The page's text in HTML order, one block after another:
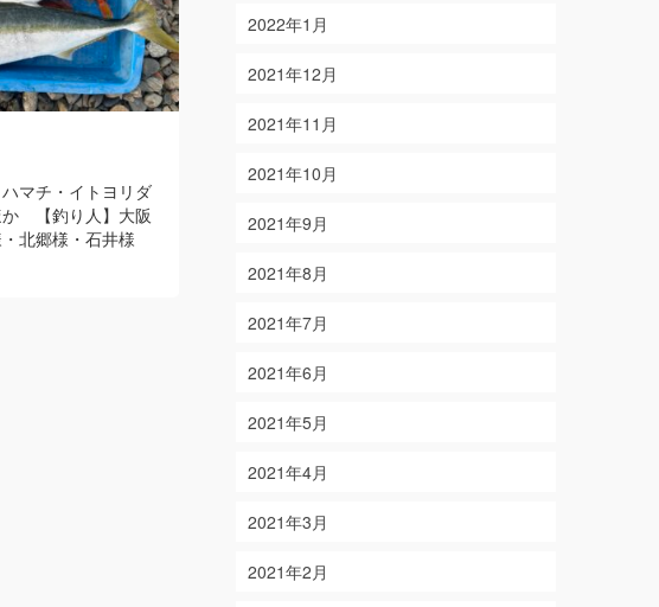
ハマチ・イトヨリダ
【釣り人】大阪
北郷様・石井様
10/7
2018-10-07
【結果】アオリイカ・オオモンハタ・
アカハタ 【釣り人】三重県北牟婁郡 山
下様・鴨崎様・植村様
2022年1月
2021年12月
2021年11月
2021年10月
2021年9月
2021年8月
2021年7月
2021年6月
2021年5月
2021年4月
2021年3月
2021年2月